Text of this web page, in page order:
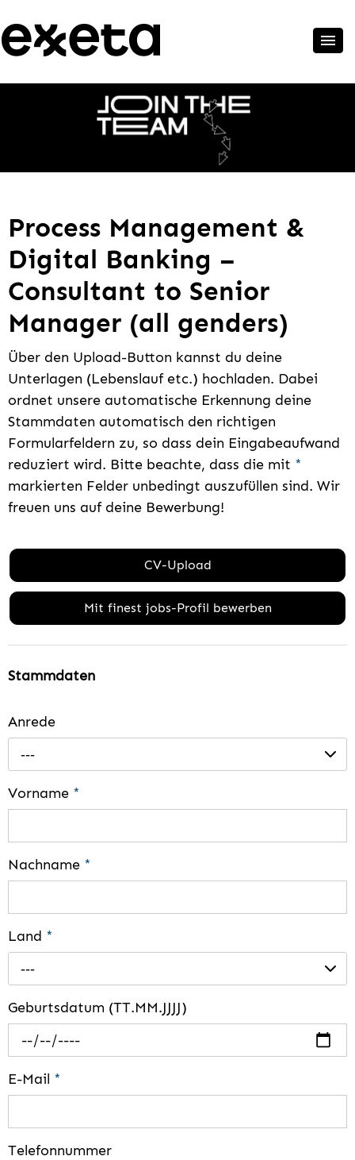
Process Management &
Digital Banking –
Consultant to Senior
Manager (all genders)
Über den Upload-Button kannst du deine
Unterlagen (Lebenslauf etc.) hochladen. Dabei
ordnet unsere automatische Erkennung deine
Stammdaten automatisch den richtigen
Formularfeldern zu, so dass dein Eingabeaufwand
reduziert wird. Bitte beachte, dass die mit *
markierten Felder unbedingt auszufüllen sind. Wir
freuen uns auf deine Bewerbung!
CV-Upload
Mit finest jobs-Profil bewerben
Stammdaten
Anrede
---
Vorname *
Nachname *
Land *
---
Geburtsdatum (TT.MM.JJJJ)
E-Mail *
Telefonnummer